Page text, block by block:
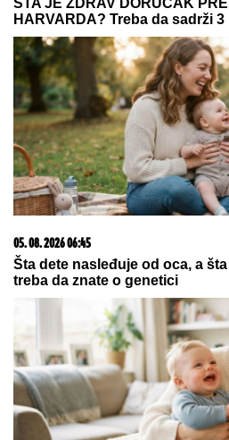
"Večne hemikalije": Ekološka
Hrvatskoj!
Neverovatan
šampion
OBA TIMA
predloga za